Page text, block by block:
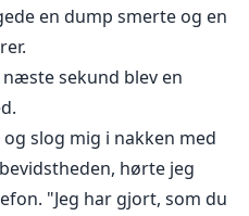
en dump smerte og en
sekund blev en
slog mig i nakken med
hørte jeg
"Jeg har gjort, som du